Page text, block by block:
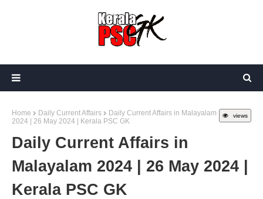
views
Home Daily Current Affairs
Daily Current Affairs in Malayalam
2024 | 26 May 2024 | Kerala PSC GK
Daily Current Affairs in
Malayalam 2024 | 26 May 2024 |
Kerala PSC GK